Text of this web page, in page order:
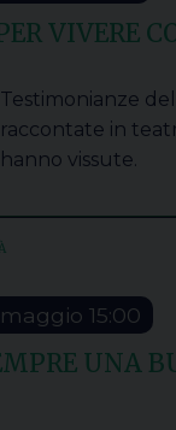
VIVERE
Testimonianze
raccontate in
hanno vissute.
maggio 15:00
UNA